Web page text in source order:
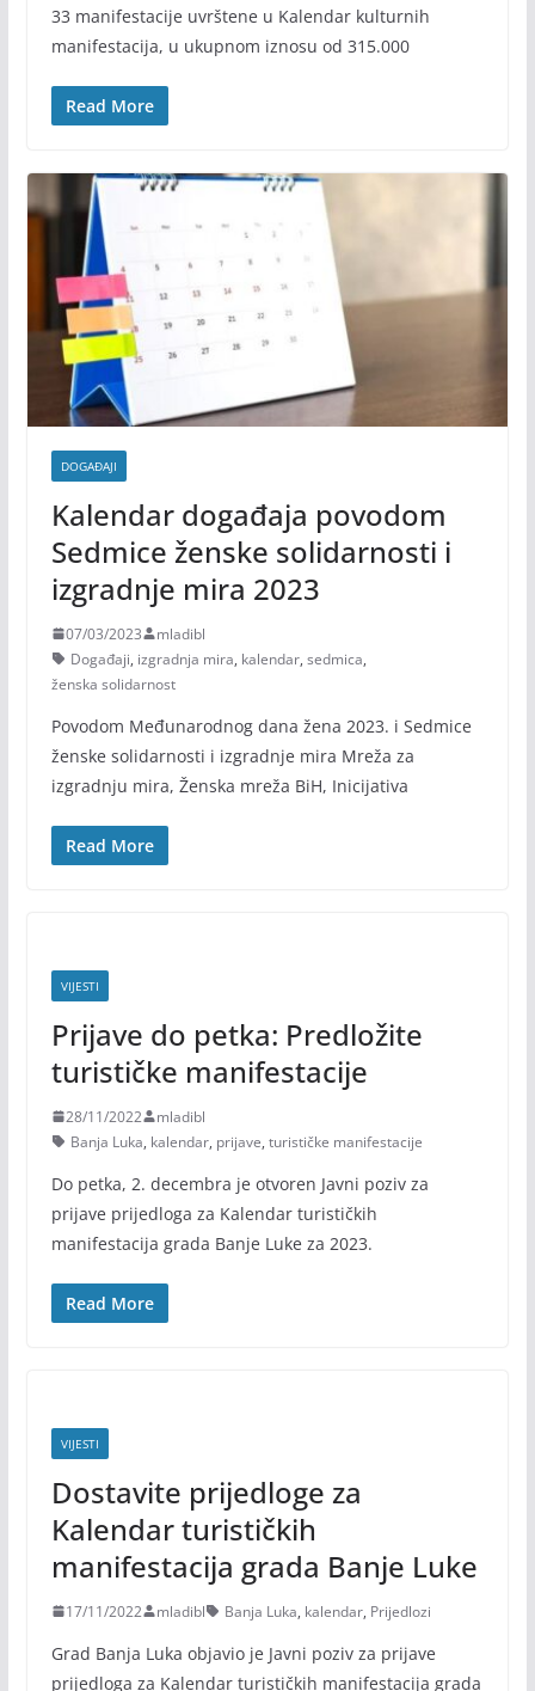
33 manifestacije uvrštene u Kalendar kulturnih
manifestacija, u ukupnom iznosu od 315.000
Read More
DOGAĐAJI
Kalendar događaja povodom
Sedmice ženske solidarnosti i
izgradnje mira 2023
07/03/2023
mladibl
Događaji, izgradnja mira, kalendar, sedmica,
ženska solidarnost
Povodom Međunarodnog dana žena 2023. i Sedmice
ženske solidarnosti i izgradnje mira Mreža za
izgradnju mira, Ženska mreža BiH, Inicijativa
Read More
VIJESTI
Prijave do petka: Predložite
turističke manifestacije
28/11/2022
mladibl
Banja Luka, kalendar, prijave, turističke manifestacije
Do petka, 2. decembra je otvoren Javni poziv za
prijave prijedloga za Kalendar turističkih
manifestacija grada Banje Luke za 2023.
Read More
VIJESTI
Dostavite prijedloge za
Kalendar turističkih
manifestacija grada Banje Luke
17/11/2022 mladibl Banja Luka, kalendar, Prijedlozi
Grad Banja Luka objavio je Javni poziv za prijave
prijedloga za Kalendar turističkih manifestacija grada